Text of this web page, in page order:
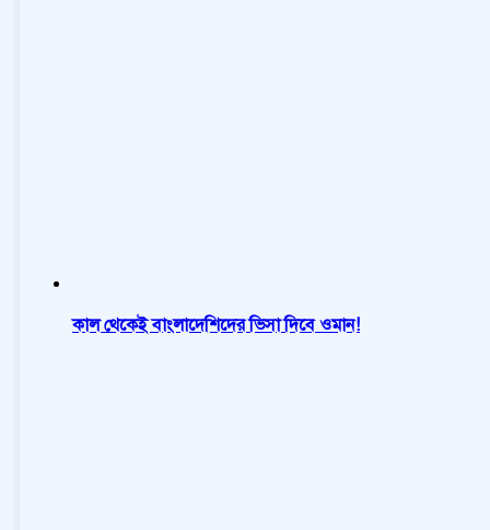
কাল থেকেই বাংলাদেশিদের ভিসা দিবে ওমান!